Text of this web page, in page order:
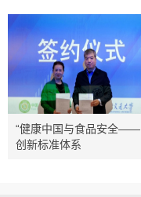
“健康中国与食品安全——
创新标准体系